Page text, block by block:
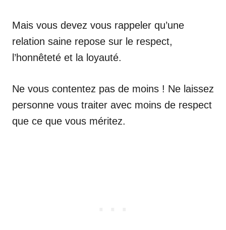
Mais vous devez vous rappeler qu’une
relation saine repose sur le respect,
l’honnêteté et la loyauté.
Ne vous contentez pas de moins ! Ne laissez
personne vous traiter avec moins de respect
que ce que vous méritez.